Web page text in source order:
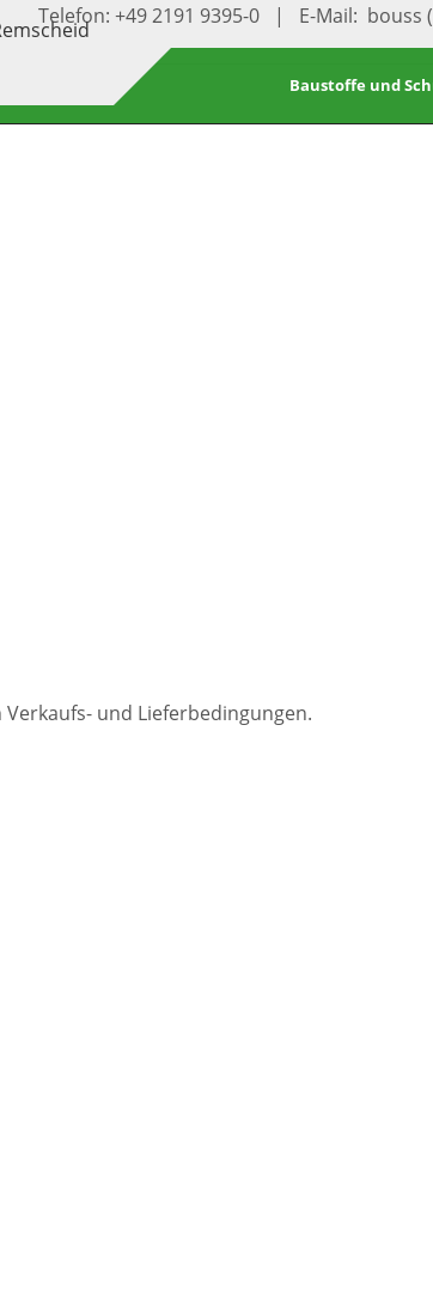
Telefon: +49 2191 9395-0 | E-Mail: bouss
Baustoffe und
und Lieferbedingungen.